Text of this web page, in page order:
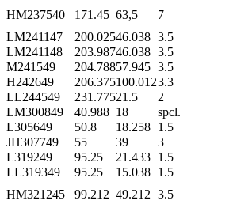
HM237540
171.45 63,5 7
LM241147
200.02546.038 3.5
LM241148
203.98746.038 3.5
M241549
204.78857.945 3.5
H242649
206.375100.0123.3
LL244549
231.77521.5 2
LM300849
40.988 18 spcl.
L305649
50.8 18.258 1.5
JH307749
55 39 3
L319249
95.25 21.433 1.5
LL319349
95.25 15.038 1.5
HM321245
99.212 49.212 3.5